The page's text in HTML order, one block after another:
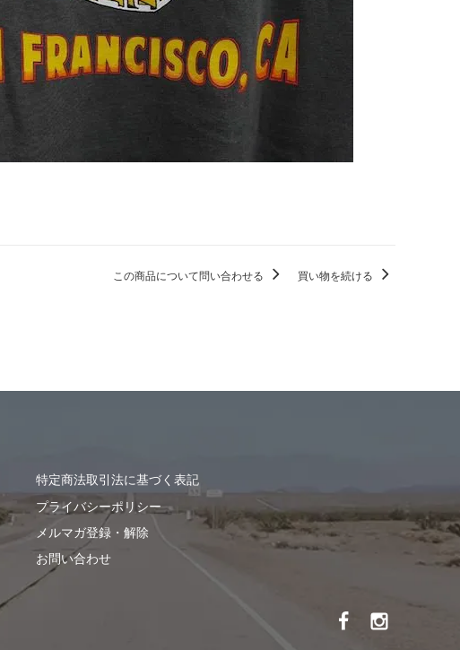
この商品について問い合わせる 買い物を続ける
特定商法取引法に基づく表記
プライバシーポリシー
メルマガ登録・解除
お問い合わせ